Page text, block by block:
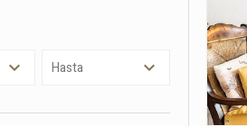
Hasta
Estas
en el
usuario.